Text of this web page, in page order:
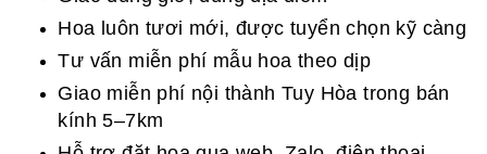
Hoa luôn tươi mới, được tuyển chọn kỹ càng
Tư vấn miễn phí mẫu hoa theo dịp
Giao miễn phí nội thành Tuy Hòa trong bán
kính 5–7km